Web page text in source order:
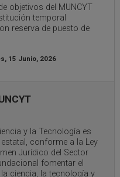
objetivos del MUNCYT
temporal
reserva de puesto de
15 Junio, 2026
y la Tecnología es
conforme a la Ley
Jurídico del Sector
fomentar el
ciencia, la tecnología y